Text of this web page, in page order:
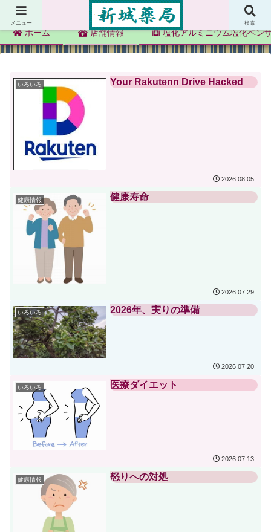
新城薬局
ホーム 店舗情報 塩化アルミニウム塩化ベン
いろいろ Your Rakutenn Drive Hacked
2026.08.05
健康情報 健康寿命
2026.07.29
いろいろ 2026年、実りの準備
2026.07.20
いろいろ 医療ダイエット
2026.07.13
健康情報 怒りへの対処
メニュー 検索